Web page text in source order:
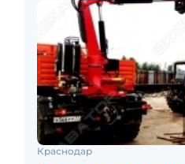
Краснодар